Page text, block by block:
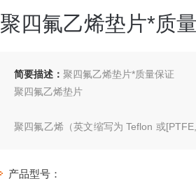
聚四氟乙烯垫片*质
简要描述： 聚四氟乙烯垫片*质量保证
聚四氟乙烯垫片
聚四氟乙烯（英文缩写为 Teflon 或
产品型号：